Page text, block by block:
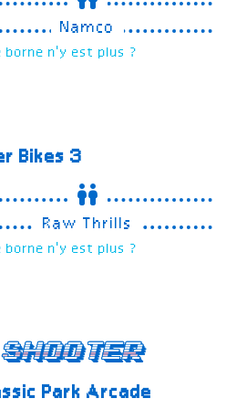
Namco
borne n'y est plus ?
Bikes 3
Raw Thrills
borne n'y est plus ?
Park Arcade